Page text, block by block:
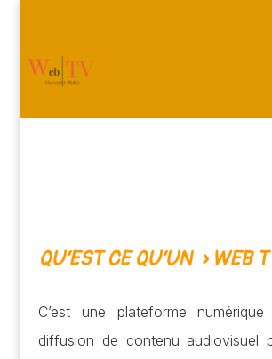
QU’EST CE QU’UN » WEB
C’est une plateforme
diffusion de contenu audiovisuel